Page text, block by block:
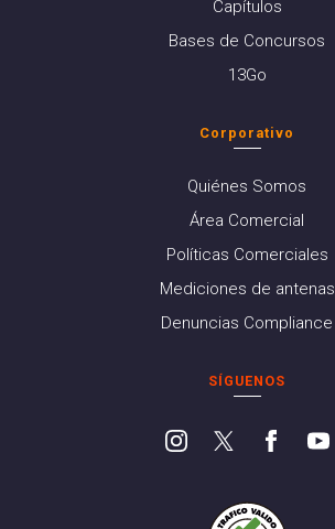
Capítulos
Bases de Concursos
13Go
Corporativo
Quiénes Somos
Área Comercial
Políticas Comerciales
Mediciones de antenas
Denuncias Compliance
SÍGUENOS